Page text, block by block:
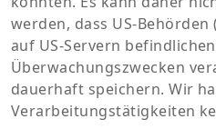
werden, dass US-
auf US-Servern
Überwachungszwecken
dauerhaft speichern. Wir
Verarbeitungstätigkeiten